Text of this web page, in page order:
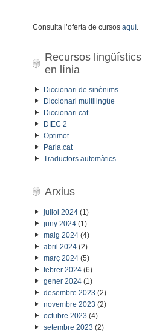
Consulta l’oferta de cursos aquí.
Recursos lingüístics
en línia
Diccionari de sinònims
Diccionari multilingüe
Diccionari.cat
DIEC 2
Optimot
Parla.cat
Traductors automàtics
Arxius
juliol 2024(1)
juny 2024(1)
maig 2024(4)
abril 2024(2)
març 2024(5)
febrer 2024(6)
gener 2024(1)
desembre 2023 (2)
novembre 2023 (2)
octubre 2023 (4)
setembre 2023 (2)